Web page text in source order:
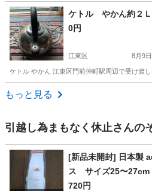
東京 足立区 北千住駅 掃除用具
ケトル やかん約２Ｌ
0円
江東区 8月9日
ケトル やかん 江東区門前仲町駅周辺で受け渡
東京 江東区
もっと見る
引越し為まもなく休止さんの
[新品未開封] 日本製
ス サイズ25〜27cm
720円